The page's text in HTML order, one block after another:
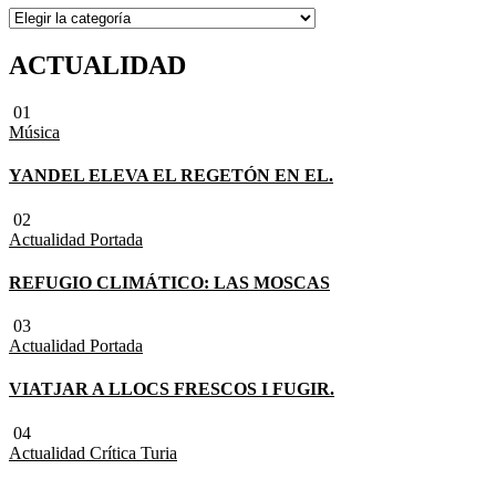
ACTUALIDAD
01
Música
YANDEL ELEVA EL REGETÓN EN EL.
02
Actualidad Portada
REFUGIO CLIMÁTICO: LAS MOSCAS
03
Actualidad Portada
VIATJAR A LLOCS FRESCOS I FUGIR.
04
Actualidad Crítica Turia